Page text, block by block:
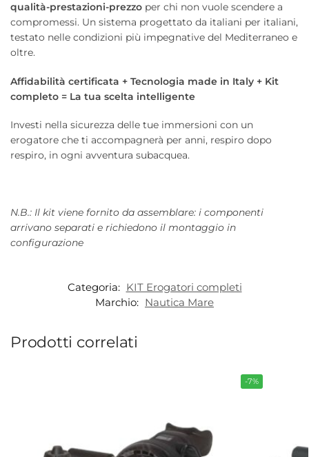
qualità-prestazioni-prezzo per chi non vuole scendere a
compromessi. Un sistema progettato da italiani per italiani,
testato nelle condizioni più impegnative del Mediterraneo e
oltre.
Affidabilità certificata + Tecnologia made in Italy + Kit
completo = La tua scelta intelligente
Investi nella sicurezza delle tue immersioni con un
erogatore che ti accompagnerà per anni, respiro dopo
respiro, in ogni avventura subacquea.
N.B.: Il kit viene fornito da assemblare: i componenti
arrivano separati e richiedono il montaggio in
configurazione
Categoria: KIT Erogatori completi
Marchio: Nautica Mare
Prodotti correlati
-7%